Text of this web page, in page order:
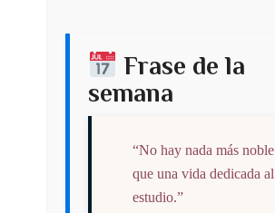
Frase de la
semana
“No hay nada más noble
que una vida dedicada al
estudio.”